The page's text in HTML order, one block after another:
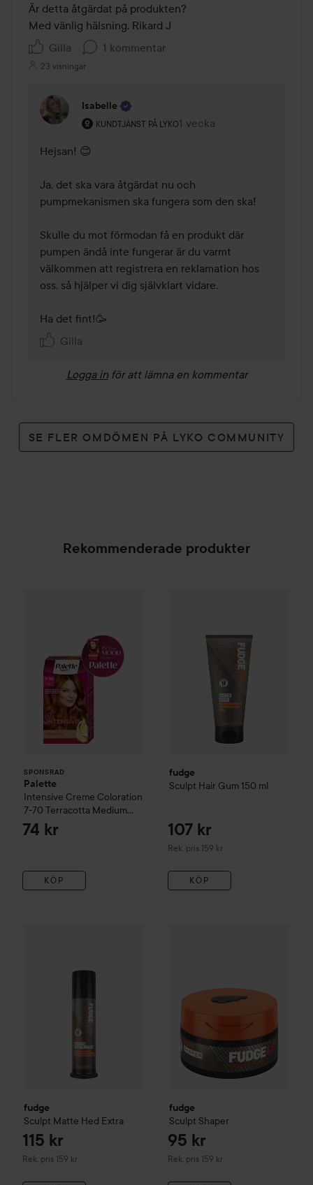
Är detta åtgärdat på produkten?
Gilla
1 kommentar
23 visningar
Isabelle
KUNDTJÄNST PÅ LYKO
Användarens roll: Kundtjänst på Lyko.
1 vecka
Kommentaren lades 1
Hejsan! 😊
Ja, det ska vara åtgärdat nu och
pumpmekanismen ska fungera som den ska!
Skulle du mot förmodan få en produkt där
pumpen ändå inte fungerar är du varmt
välkommen att registrera en reklamation hos
oss, så hjälper vi dig självklart vidare.
Ha det fint!🥳
Gilla
Logga in för att lämna en kommentar
SE FLER OMDÖMEN PÅ LYKO COMMUNITY
Rekommenderade produkter
SPONSRAD
Palette
Intensive Creme Coloration
7-70 Terracotta Medium
Blonde
74 kr
KÖP
fudge
Sculpt Hair Gum 150 ml
107 kr
Rek. pris 159 kr
Rekommenderat pris 159 kr
KÖP
fudge
Sculpt Matte Hed Extra
115 kr
Rek. pris 159 kr
Rekommenderat pris 159 kr
fudge
Sculpt Shaper
95 kr
Rek. pris 159 kr
Rekommenderat pris 159 kr